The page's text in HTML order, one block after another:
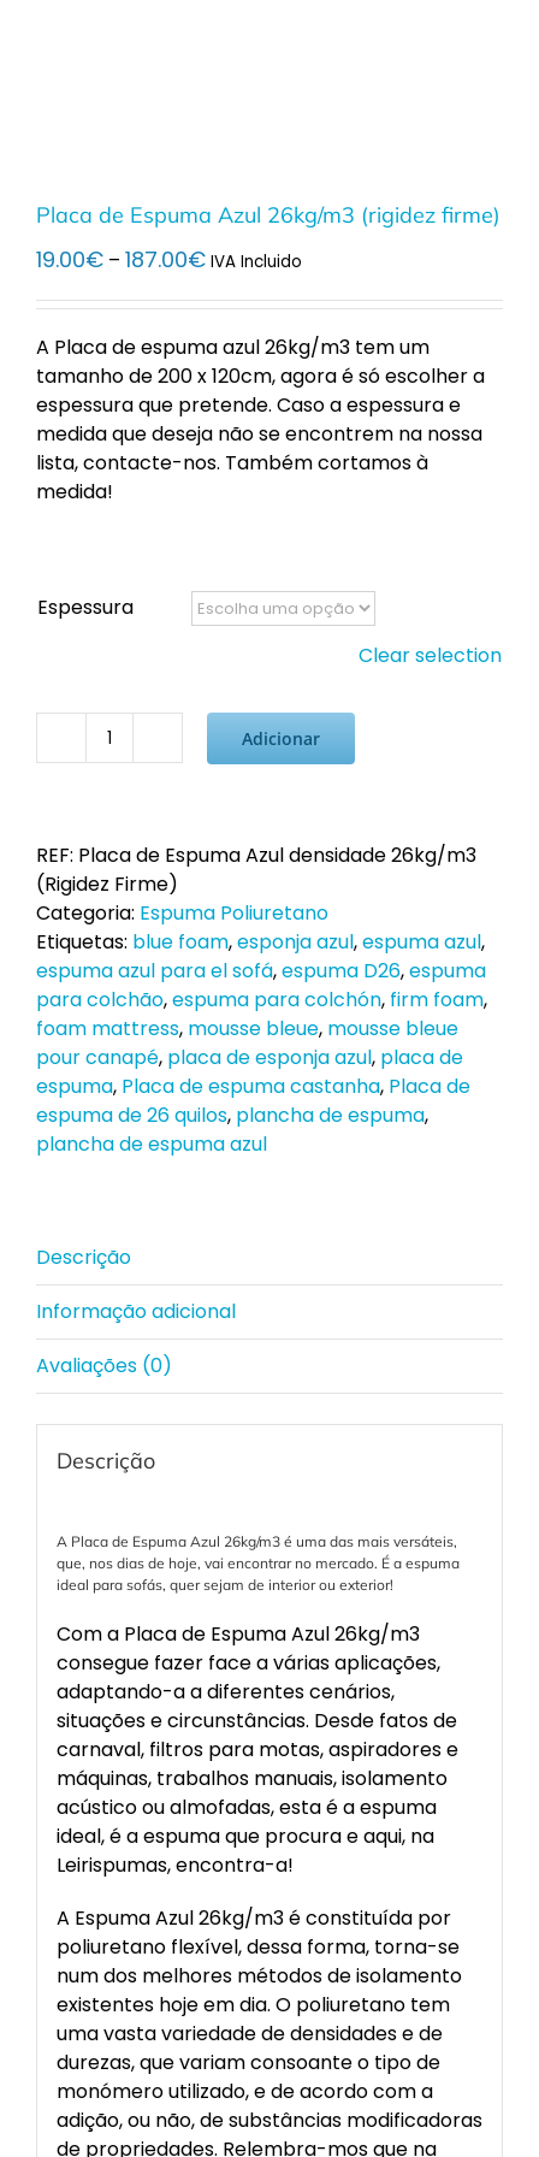
Placa de Espuma Azul 26kg/m3 (rigidez firme)
19.00€ – 187.00€Price
19.00€
through
187.00€
IVA Incluido
A Placa de espuma azul 26kg/m3 tem um
tamanho de 200 x 120cm, agora é só escolher a
espessura que pretende. Caso a espessura e
medida que deseja não se encontrem na nossa
lista, contacte-nos. Também cortamos à
medida!
Espessura
Clear selection
Quantidade
Espuma
Azul
26kg/m3
(rigidez
firme)
Adicionar
REF: Placa de Espuma Azul densidade 26kg/m3
(Rigidez Firme)
Categoria: Espuma Poliuretano
Etiquetas: blue foam,esponja azul,espuma azul,
espuma azul para el sofá,espuma D26,espuma
para colchão,espuma para colchón, firm foam,
foam mattress, mousse bleue, mousse bleue
pour canapé, placa de esponja azul, placa de
espuma, Placa de espuma castanha, Placa de
espuma de 26 quilos, plancha de espuma,
plancha de espuma azul
Descrição
Informação adicional
Avaliações (0)
Descrição
A Placa de Espuma Azul 26kg/m3 é uma das mais versáteis,
que, nos dias de hoje, vai encontrar no mercado. É a espuma
ideal para sofás, quer sejam de interior ou exterior!
Com a Placa de Espuma Azul 26kg/m3
consegue fazer face a várias aplicações,
adaptando-a a diferentes cenários,
situações e circunstâncias. Desde fatos de
carnaval, filtros para motas, aspiradores e
máquinas, trabalhos manuais, isolamento
acústico ou almofadas, esta é a espuma
ideal, é a espuma que procura e aqui, na
Leirispumas, encontra-a!
A Espuma Azul 26kg/m3 é constituída por
poliuretano flexível, dessa forma, torna-se
num dos melhores métodos de isolamento
existentes hoje em dia. O poliuretano tem
uma vasta variedade de densidades e de
durezas, que variam consoante o tipo de
monómero utilizado, e de acordo com a
adição, ou não, de substâncias modificadoras
de propriedades. Relembra-mos que na